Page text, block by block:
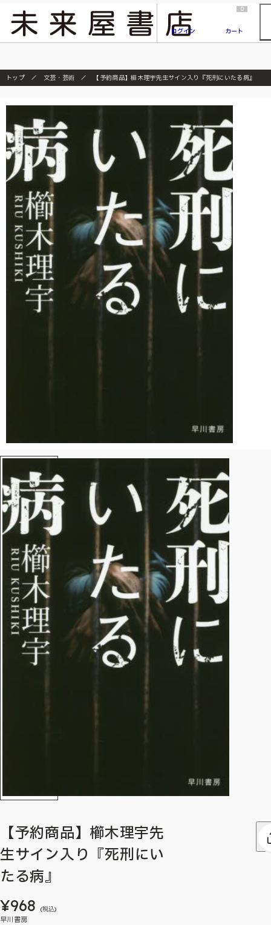
『ONE PIECE magazine 021 ONE PIECEカード付き同梱版』発売延期のご案内
ログイン
0
カート
トップ 文芸・芸術 【予約商品】櫛木理宇先生サイン入り『死刑にいたる病』
【予約商品】櫛木理宇先
生サイン入り『死刑にい
たる病』
¥968 (税込)
早川書房